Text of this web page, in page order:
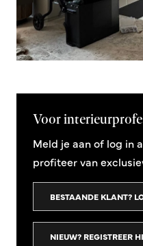
Voor
Meld je aan of log in
profiteer van
BESTAANDE KLANT?
NIEUW? REGISTREER